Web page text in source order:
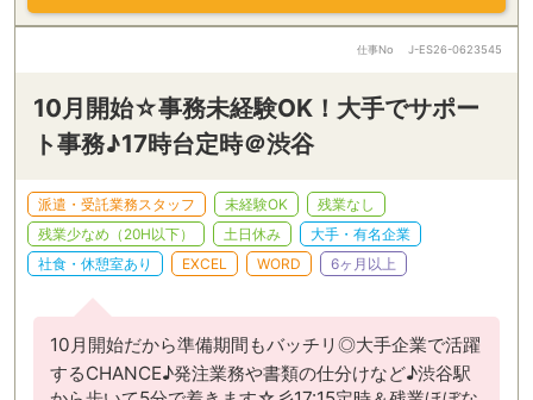
仕事No J-ES26-0623545
10月開始☆事務未経験OK！大手でサポー
ト事務♪17時台定時＠渋谷
派遣・受託業務スタッフ 未経験OK
残業なし
残業少なめ（20H以下）
土日休み
大手・有名企業
社食・休憩室あり
EXCEL WORD 6ヶ月以上
10月開始だから準備期間もバッチリ◎大手企業で活躍
するCHANCE♪発注業務や書類の仕分けなど♪渋谷駅